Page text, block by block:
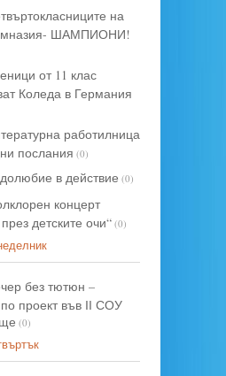
на
ШАМПИОНИ!
от 11 клас
Коледа в Германия
работилница
послания (0)
в действие (0)
концерт
детските очи“ (0)
без тютюн –
проект във ІІ СОУ
(0)